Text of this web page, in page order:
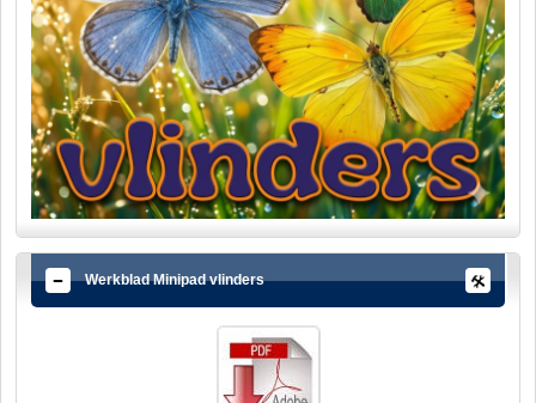
Werkblad Minipad vlinders